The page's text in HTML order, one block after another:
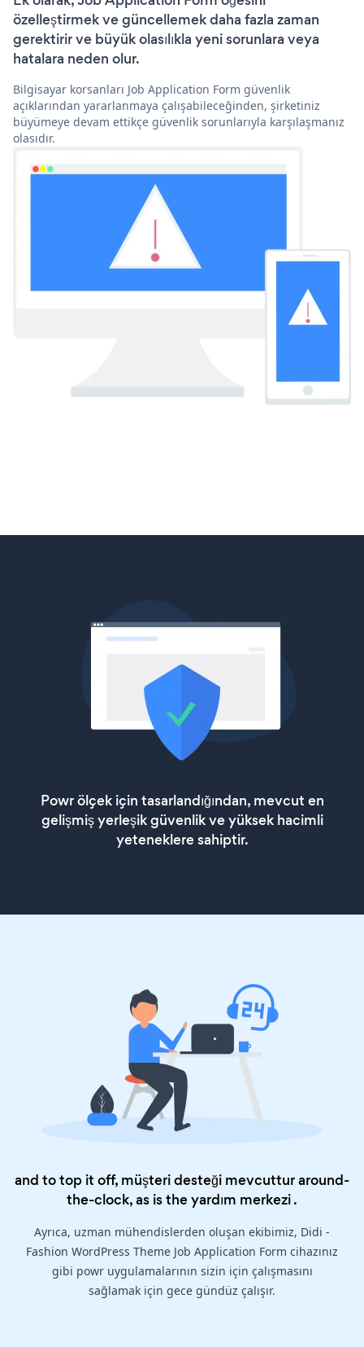
özelleştirmek ve güncellemek daha fazla zaman
gerektirir ve büyük olasılıkla yeni sorunlara veya
hatalara neden olur.
Bilgisayar korsanları Job Application Form güvenlik
açıklarından yararlanmaya çalışabileceğinden, şirketiniz
büyümeye devam ettikçe güvenlik sorunlarıyla karşılaşmanız
olasıdır.
Powr ölçek için tasarlandığından, mevcut en
gelişmiş yerleşik güvenlik ve yüksek hacimli
yeteneklere sahiptir.
and to top it off, müşteri desteği mevcuttur around-
the-clock, as is theyardım merkezi.
Ayrıca, uzman mühendislerden oluşan ekibimiz, Didi -
Fashion WordPress Theme Job Application Form cihazınız
gibi powr uygulamalarının sizin için çalışmasını
sağlamak için gece gündüz çalışır.